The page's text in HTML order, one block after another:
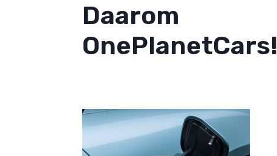
Daarom
OnePlanetCars!